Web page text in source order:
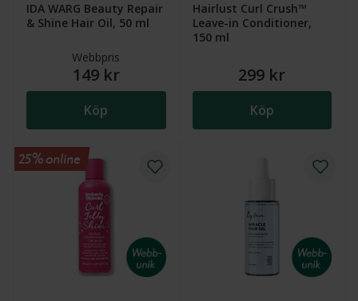
IDA WARG Beauty Repair
& Shine Hair Oil, 50 ml
Webbpris
149 kr
Köp
Hairlust Curl Crush™
Leave-in Conditioner,
150 ml
299 kr
Köp
25% online